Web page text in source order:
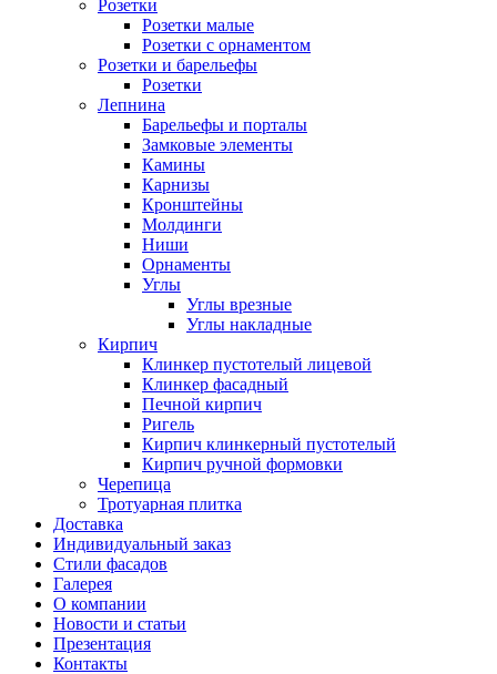
Розетки
Розетки малые
Розетки с орнаментом
Розетки и барельефы
Розетки
Лепнина
Барельефы и порталы
Замковые элементы
Камины
Карнизы
Кронштейны
Молдинги
Ниши
Орнаменты
Углы
Углы врезные
Углы накладные
Кирпич
Клинкер пустотелый лицевой
Клинкер фасадный
Печной кирпич
Ригель
Кирпич клинкерный пустотелый
Кирпич ручной формовки
Черепица
Тротуарная плитка
Доставка
Индивидуальный заказ
Стили фасадов
Галерея
О компании
Новости и статьи
Презентация
Контакты